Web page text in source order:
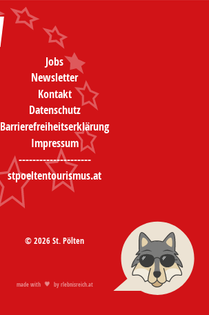
Jobs
Newsletter
Kontakt
Datenschutz
Barrierefreiheitserklärung
Impressum
---------------------
stpoeltentourismus.at
© 2026 St. Pölten
made with by rlebnisreich.at